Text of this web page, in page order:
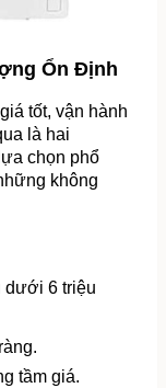
Ổn Định
tốt, vận hành
là hai
chọn phổ
không
dưới 6 triệu
tầm giá.